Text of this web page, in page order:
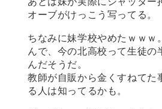
オーブがけっこう写ってる。
ちなみに妹学校やめたｗｗｗ。
んで、今の北高校って生徒の
んだそうだ。
教師が自販から金くすねてた
る人は知ってるかも。